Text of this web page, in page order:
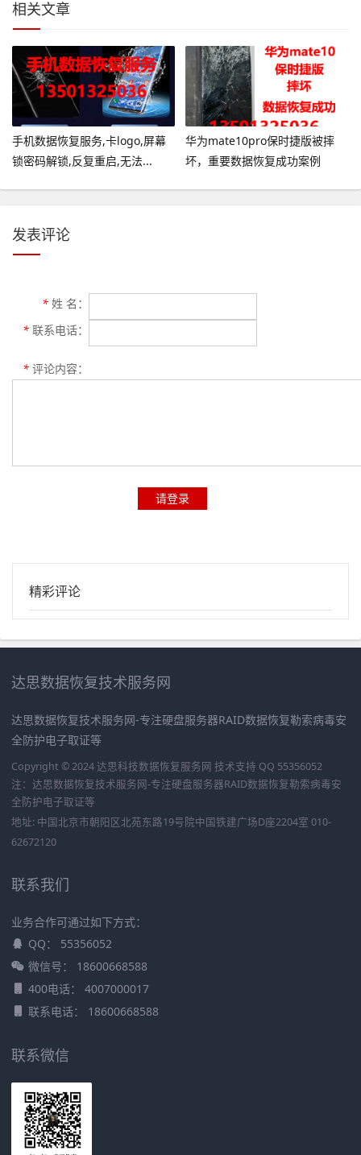
相关文章
手机数据恢复服务,卡logo,屏幕
锁密码解锁,反复重启,无法...
华为mate10pro保时捷版被摔
坏，重要数据恢复成功案例
发表评论
* 姓 名：
* 联系电话：
* 评论内容：
请登录
精彩评论
达思数据恢复技术服务网
达思数据恢复技术服务网-专注硬盘服务器RAID数据恢复勒索病毒安
全防护电子取证等
Copyright © 2024 达思科技数据恢复服务网 技术支持 QQ 55356052
注：达思数据恢复技术服务网-专注硬盘服务器RAID数据恢复勒索病毒安
全防护电子取证等
地址: 中国北京市朝阳区北苑东路19号院中国铁建广场D座2204室 010-
62672120
联系我们
业务合作可通过如下方式：
QQ： 55356052
微信号： 18600668588
400电话： 4007000017
联系电话： 18600668588
联系微信